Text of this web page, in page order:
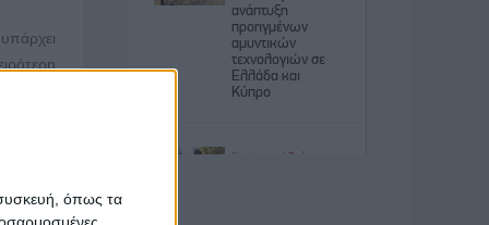
όπως τα
δεν
είχε
την